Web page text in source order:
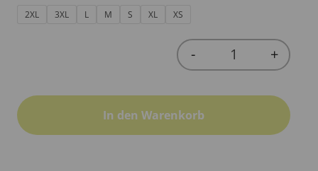
2XL 3XL L M S XL XS
Quantity
- +
In den Warenkorb